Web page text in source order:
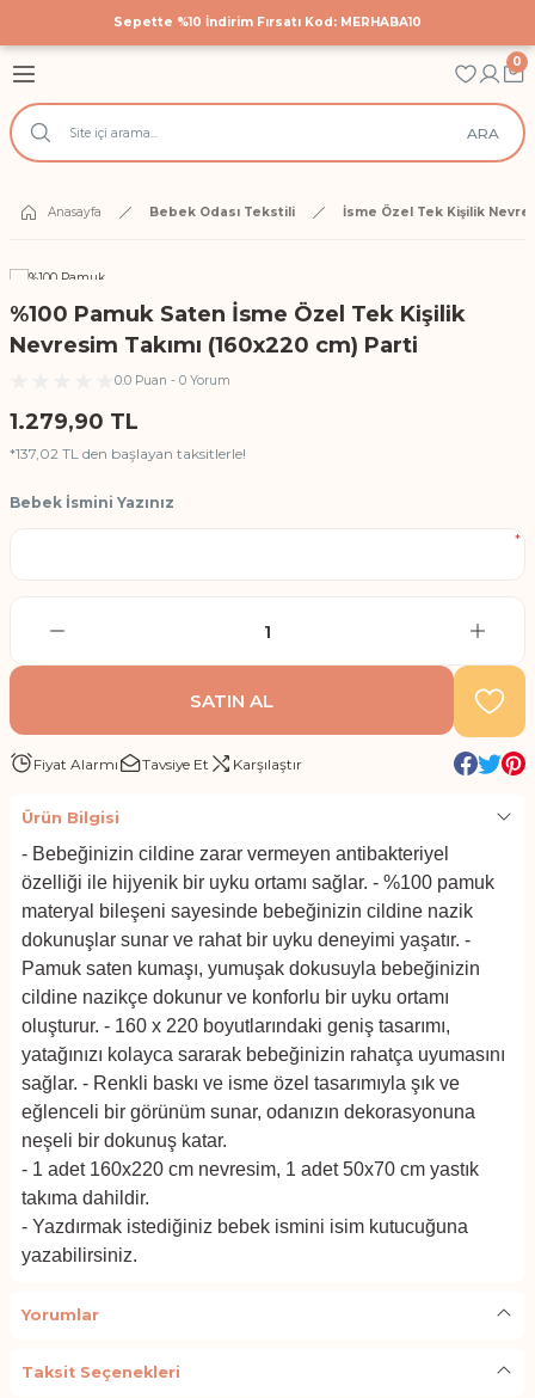
Sepette %10 İndirim Fırsatı Kod: MERHABA10
Geri Dön
Çıkış Seti
Geri Dön
Nevresim Takımları
Nevresim Takımları
Takımları
Geri Dön
Bodyler
Doğum Günü Body ve Tulumlar
ARA
0
Anasayfa Bebek Odası Tekstili İsme Özel Tek Kişilik
%100 Pamuk Saten İsme Özel Tek Kişilik
Nevresim Takımı (160x220 cm) Parti
0.0 Puan - 0 Yorum
1.279,90 TL
*137,02 TL den başlayan taksitlerle!
Bebek İsmini Yazınız
*
SATIN AL
Fiyat Alarmı Tavsiye Et Karşılaştır
Ürün Bilgisi
- Bebeğinizin cildine zarar vermeyen antibakteriyel
özelliği ile hijyenik bir uyku ortamı sağlar. - %100 pamuk
materyal bileşeni sayesinde bebeğinizin cildine nazik
dokunuşlar sunar ve rahat bir uyku deneyimi yaşatır. -
Pamuk saten kumaşı, yumuşak dokusuyla bebeğinizin
cildine nazikçe dokunur ve konforlu bir uyku ortamı
oluşturur. - 160 x 220 boyutlarındaki geniş tasarımı,
yatağınızı kolayca sararak bebeğinizin rahatça uyumasını
sağlar. - Renkli baskı ve isme özel tasarımıyla şık ve
eğlenceli bir görünüm sunar, odanızın dekorasyonuna
neşeli bir dokunuş katar.
- 1 adet 160x220 cm nevresim, 1 adet 50x70 cm yastık
takıma dahildir.
- Yazdırmak istediğiniz bebek ismini isim kutucuğuna
yazabilirsiniz.
Yorumlar
Taksit Seçenekleri